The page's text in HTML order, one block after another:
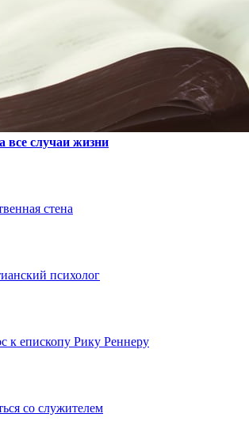
все случаи жизни
стена
психолог
к епископу Рику Реннеру
со служителем